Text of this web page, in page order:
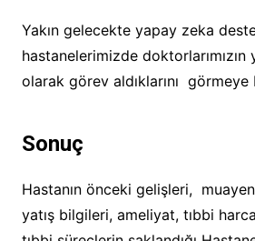
Yakın gelecekte yapay zeka
hastanelerimizde doktorlarımızın
olarak görev aldıklarını
Sonuç
Hastanın önceki gelişleri,
yatış bilgileri, ameliyat, tıbbi